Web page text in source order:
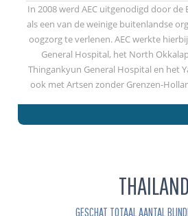
In 2008 werd AEC uitgenodigd door
als een van de weinige buitenlandse
oogzorg te verlenen. AEC werkte
General Hospital, het North
Thingankyun General Hospital en het
ook met Artsen zonder Grenzen-
THAILAND
GESCHAT TOTAAL AANTAL